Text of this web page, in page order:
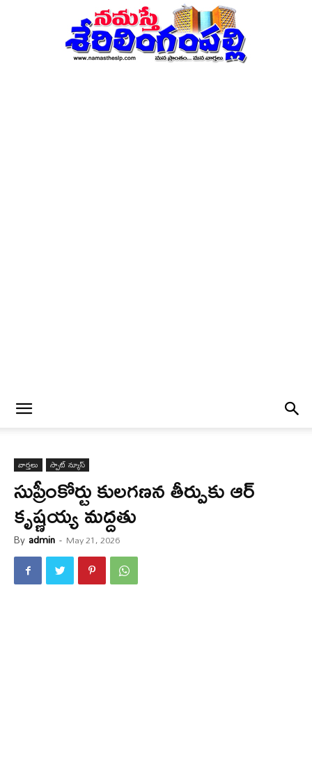
వార్త‌లు స్పాట్ న్యూస్
సుప్రీంకోర్టు కులగణన తీర్పుకు ఆర్
కృష్ణయ్య మద్దతు
By admin - May 21, 2026